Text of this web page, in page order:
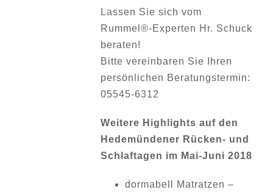
Lassen Sie sich vom
Rummel®-Experten Hr. Schuck
beraten!
Bitte vereinbaren Sie Ihren
persönlichen Beratungstermin:
05545-6312
Weitere Highlights auf den
Hedemündener Rücken- und
Schlaftagen im Mai-Juni 2018
dormabell Matratzen –